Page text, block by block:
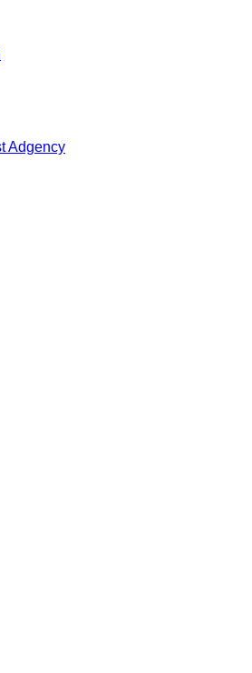
Adgency